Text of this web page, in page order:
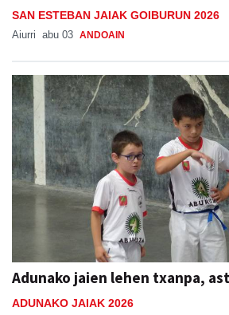
SAN ESTEBAN JAIAK GOIBURUN 2026
Aiurri abu 03 ANDOAIN
Adunako jaien lehen txanpa,
ADUNAKO JAIAK 2026